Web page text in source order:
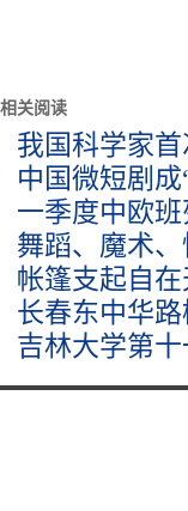
相关阅读
我国科学家
中国微短剧
一季度中欧
舞蹈、魔术
帐篷支起自
长春东中华
吉林大学第